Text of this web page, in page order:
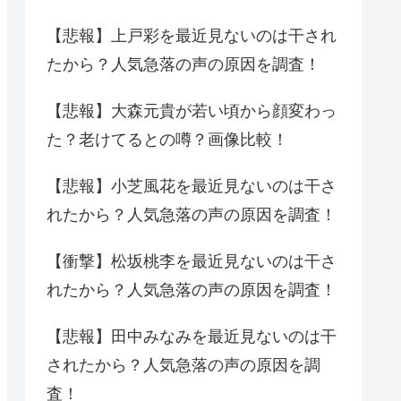
【悲報】上戸彩を最近見ないのは干され
たから？人気急落の声の原因を調査！
【悲報】大森元貴が若い頃から顔変わっ
た？老けてるとの噂？画像比較！
【悲報】小芝風花を最近見ないのは干さ
れたから？人気急落の声の原因を調査！
【衝撃】松坂桃李を最近見ないのは干さ
れたから？人気急落の声の原因を調査！
【悲報】田中みなみを最近見ないのは干
されたから？人気急落の声の原因を調
査！